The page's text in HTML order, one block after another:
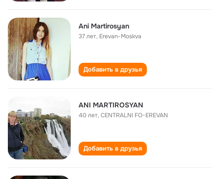
Ani Martirosyan
37 лет, Erevan-Moskva
Добавить в друзья
ANI MARTIROSYAN
40 лет,CENTRALNI FO-EREVAN
Добавить в друзья